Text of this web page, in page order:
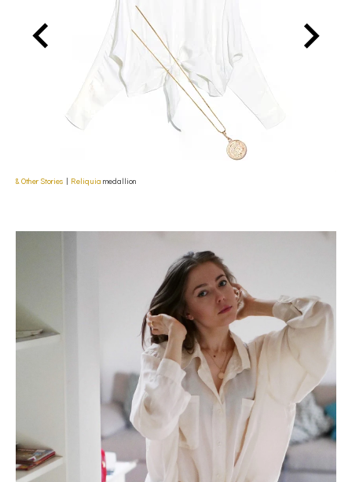
& Other Stories Reliquia medallion